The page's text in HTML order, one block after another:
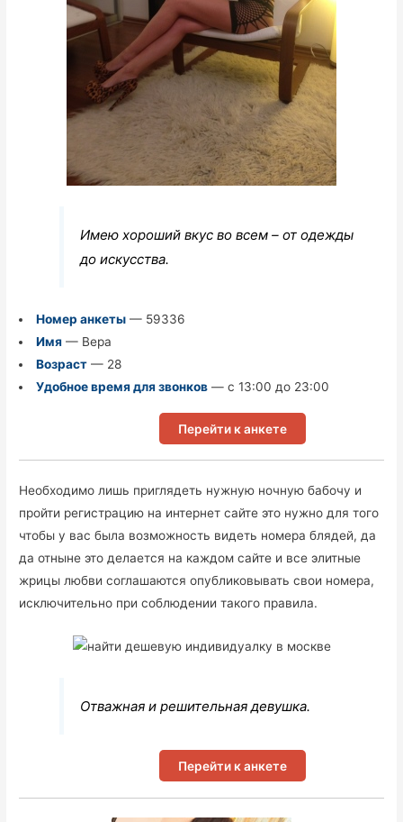
Имею хороший вкус во всем – от одежды
до искусства.
Номер анкеты— 59336
Имя— Вера
Возраст— 28
Удобное время для звонков— с 13:00 до 23:00
Перейти к анкете
Необходимо лишь приглядеть нужную ночную бабочу и
пройти регистрацию на интернет сайте это нужно для того
чтобы у вас была возможность видеть номера блядей, да
да отныне это делается на каждом сайте и все элитные
жрицы любви соглашаются опубликовывать свои номера,
исключительно при соблюдении такого правила.
Отважная и решительная девушка.
Перейти к анкете